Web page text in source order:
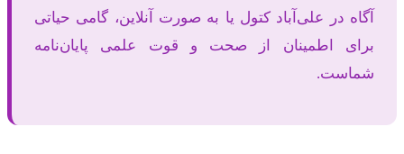
آگاه در علی‌آباد کتول یا به صورت آنلاین، گامی حیاتی
برای اطمینان از صحت و قوت علمی پایان‌نامه
شماست.